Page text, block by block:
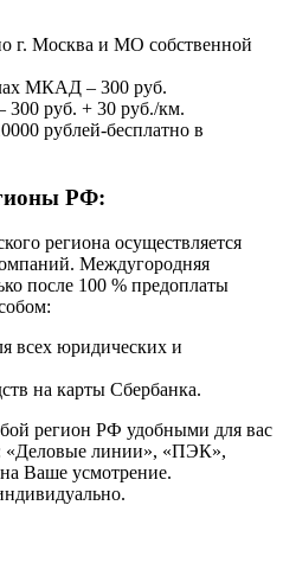
г. Москва и МО собственной
МКАД – 300 руб.
руб. + 30 руб./км.
рублей-бесплатно в
РФ:
региона осуществляется
Междугородняя
после 100 % предоплаты
всех юридических и
на карты Сбербанка.
регион РФ удобными для вас
«Деловые линии», «ПЭК»,
Ваше усмотрение.